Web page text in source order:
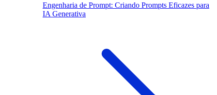
Engenharia de Prompt: Criando Prompts Eficazes para
IA Generativa